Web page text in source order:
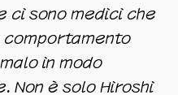
ci sono medici che
comportamento
in modo
Non è solo Hiroshi